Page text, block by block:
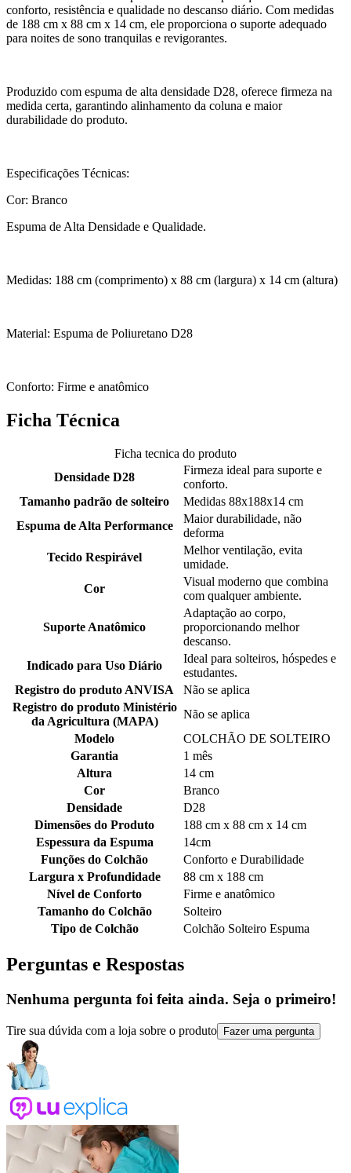
conforto, resistência e qualidade no descanso diário. Com medidas
de 188 cm x 88 cm x 14 cm, ele proporciona o suporte adequado
para noites de sono tranquilas e revigorantes.
Produzido com espuma de alta densidade D28, oferece firmeza na
medida certa, garantindo alinhamento da coluna e maior
durabilidade do produto.
Especificações Técnicas:
Cor: Branco
Espuma de Alta Densidade e Qualidade.
Medidas: 188 cm (comprimento) x 88 cm (largura) x 14 cm (altura)
Material: Espuma de Poliuretano D28
Conforto: Firme e anatômico
Ficha Técnica
Ficha tecnica do produto
Densidade D28
Firmeza ideal para suporte e
conforto.
Tamanho padrão de solteiro
Medidas 88x188x14 cm
Espuma de Alta Performance
Maior durabilidade, não
deforma
Tecido Respirável
Melhor ventilação, evita
umidade.
Cor
Visual moderno que combina
com qualquer ambiente.
Suporte Anatômico
Adaptação ao corpo,
proporcionando melhor
descanso.
Indicado para Uso Diário
Ideal para solteiros, hóspedes e
estudantes.
Registro do produto ANVISA
Não se aplica
Registro do produto Ministério
da Agricultura (MAPA)
Não se aplica
Modelo
COLCHÃO DE SOLTEIRO
Garantia
1 mês
Altura
14 cm
Cor
Branco
Densidade
D28
Dimensões do Produto
188 cm x 88 cm x 14 cm
Espessura da Espuma
14cm
Funções do Colchão
Conforto e Durabilidade
Largura x Profundidade
88 cm x 188 cm
Nível de Conforto
Firme e anatômico
Tamanho do Colchão
Solteiro
Tipo de Colchão
Colchão Solteiro Espuma
Perguntas e Respostas
Nenhuma pergunta foi feita ainda. Seja o primeiro!
Tire sua dúvida com a loja sobre o produto Fazer uma pergunta